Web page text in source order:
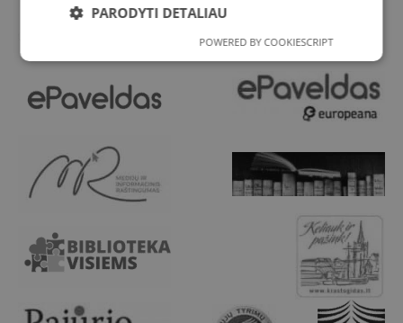
PARODYTI DETALIAU
POWERED BY COOKIESCRIPT